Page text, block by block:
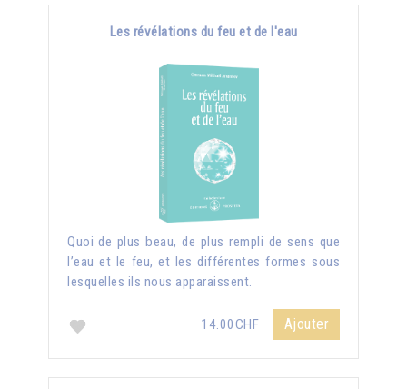
Les révélations du feu et de l'eau
Quoi de plus beau, de plus rempli de sens que
l’eau et le feu, et les différentes formes sous
lesquelles ils nous apparaissent.
14.00CHF Ajouter